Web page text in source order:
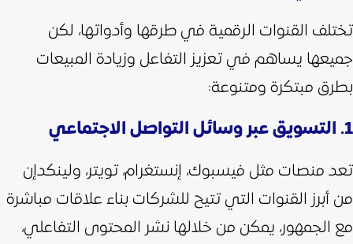
تختلف القنوات الرقمية في طرقها وأدواتها، لكن
جميعها يساهم في تعزيز التفاعل وزيادة المبيعات
بطرق مبتكرة ومتنوعة:
1. التسويق عبر وسائل التواصل الاجتماعي
تعد منصات مثل فيسبوك، إنستغرام، تويتر، ولينكدإن
من أبرز القنوات التي تتيح للشركات بناء علاقات مباشرة
مع الجمهور، يمكن من خلالها نشر المحتوى التفاعلي،